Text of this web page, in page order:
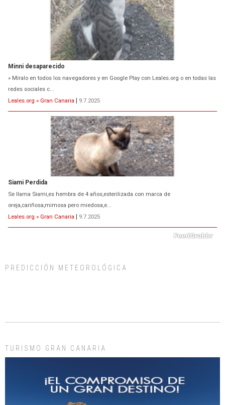
Minni desaparecido
» Míralo en todos los navegadores y en Google Play con Leales.org o en todas las
redes sociales c...
Leales.org » Gran Canaria | 9.7.2025
Siami Perdida
Se llama Siami,es hembra de 4 años,esterilizada con marca de
oreja,cariñosa,mimosa pero miedosa,e...
Leales.org » Gran Canaria | 9.7.2025
PREDICCIÓN METEOROLÓGICA
TURISMO GRAN CANARIA